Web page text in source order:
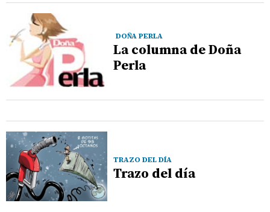
DOÑA PERLA
La columna de Doña
Perla
TRAZO DEL DÍA
Trazo del día